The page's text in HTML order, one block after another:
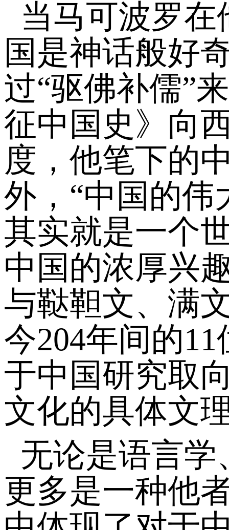
当马可波罗
国是神话般好
过“驱佛补儒”
征中国史》向
度，他笔下的
外，“中国的伟
其实就是一个
中国的浓厚兴
与鞑靼文、满
今204年间的
于中国研究取
文化的具体文
无论是语言
更多是一种他